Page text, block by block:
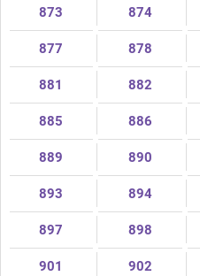
873 874
877 878
881 882
885 886
889 890
893 894
897 898
901 902